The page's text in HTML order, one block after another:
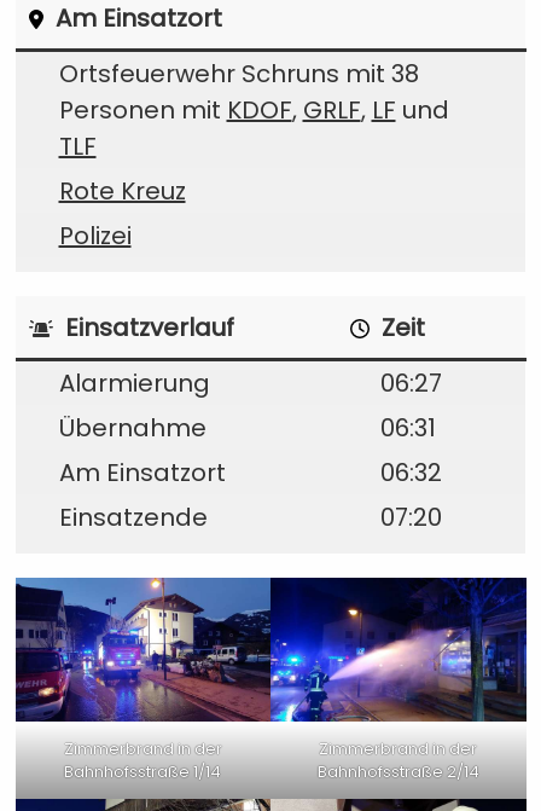
Am Einsatzort
Ortsfeuerwehr Schruns mit 38
Personen mit KDOF, GRLF, LF und
TLF
Rote Kreuz
Polizei
Einsatzverlauf
Zeit
Alarmierung
06:27
Übernahme
06:31
Am Einsatzort
06:32
Einsatzende
07:20
Zimmerbrand in der
Bahnhofsstraße 1/14
Zimmerbrand in der
Bahnhofsstraße 2/14